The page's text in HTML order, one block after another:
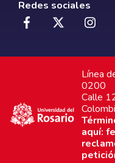
Redes sociales
Línea
0200
Calle
aquí: